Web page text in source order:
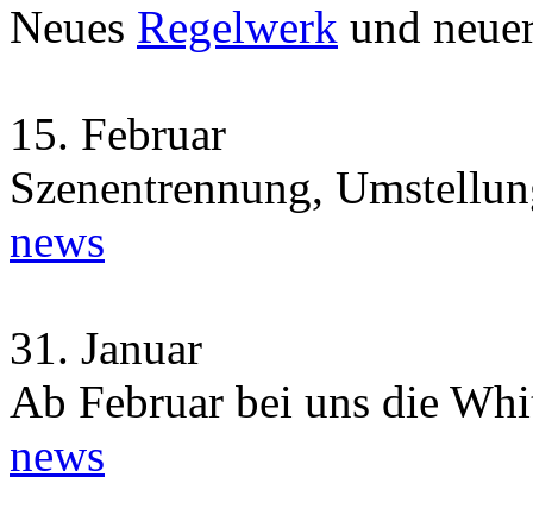
Neues Regelwerk und
15. Februar
Szenentrennung,
news
31. Januar
Ab Februar bei uns die
news